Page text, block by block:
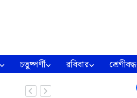
চতুষ্পর্ণী রবিবার শ্রেণীবদ্ধ